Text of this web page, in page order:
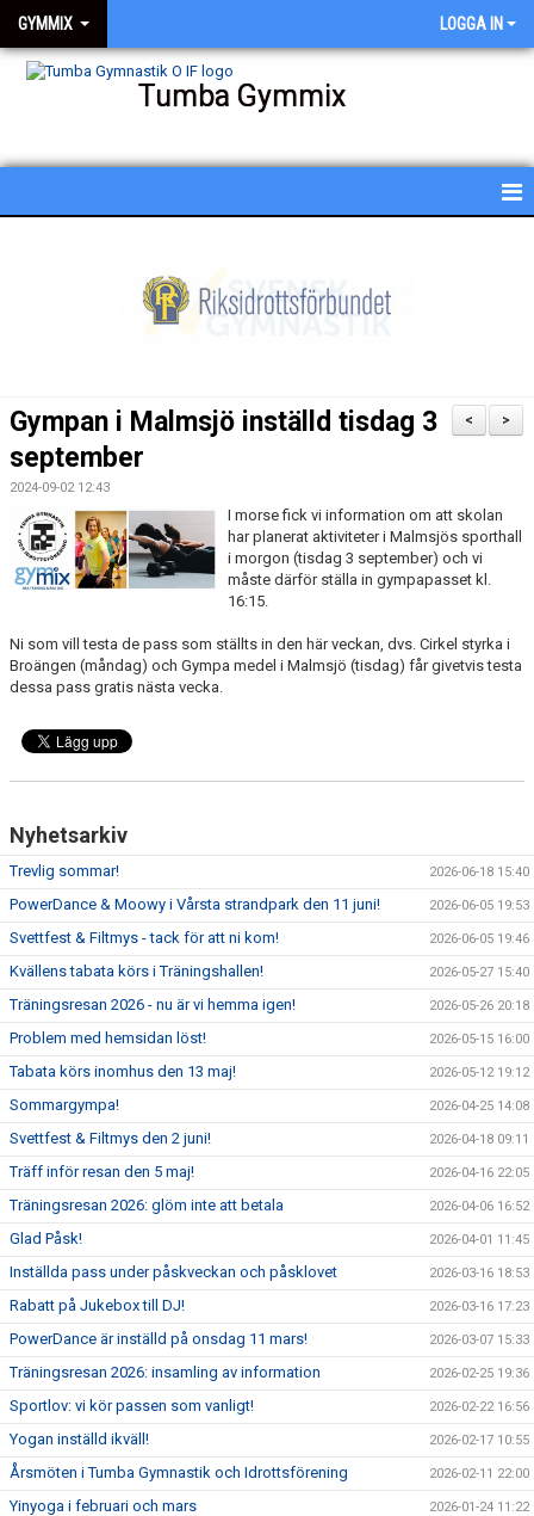
GYMMIX LOGGA IN
Tumba Gymmix
BESKRIVNING AV PASSEN
BILDGALLERI
DOKUMENT
TRIVSELREGLER
KONTAKT
VÅRA HALLAR
>
<
Gympan i Malmsjö inställd tisdag 3
september
2024-09-02 12:43
I morse fick vi information om att skolan
har planerat aktiviteter i Malmsjös sporthall
i morgon (tisdag 3 september) och vi
måste därför ställa in gympapasset kl.
16:15.
Ni som vill testa de pass som ställts in den här veckan, dvs. Cirkel styrka i
Broängen (måndag) och Gympa medel i Malmsjö (tisdag) får givetvis testa
dessa pass gratis nästa vecka.
Nyhetsarkiv
Trevlig sommar! 2026-06-18 15:40
PowerDance & Moowy i Vårsta strandpark den 11 juni! 2026-06-05 19:53
Svettfest & Filtmys - tack för att ni kom! 2026-06-05 19:46
Kvällens tabata körs i Träningshallen! 2026-05-27 15:40
Träningsresan 2026 - nu är vi hemma igen! 2026-05-26 20:18
Problem med hemsidan löst! 2026-05-15 16:00
Tabata körs inomhus den 13 maj! 2026-05-12 19:12
Sommargympa! 2026-04-25 14:08
Svettfest & Filtmys den 2 juni! 2026-04-18 09:11
Träff inför resan den 5 maj! 2026-04-16 22:05
Träningsresan 2026: glöm inte att betala 2026-04-06 16:52
Glad Påsk! 2026-04-01 11:45
Inställda pass under påskveckan och påsklovet 2026-03-16 18:53
Rabatt på Jukebox till DJ! 2026-03-16 17:23
PowerDance är inställd på onsdag 11 mars! 2026-03-07 15:33
Träningsresan 2026: insamling av information 2026-02-25 19:36
Sportlov: vi kör passen som vanligt! 2026-02-22 16:56
Yogan inställd ikväll! 2026-02-17 10:55
Årsmöten i Tumba Gymnastik och Idrottsförening 2026-02-11 22:00
Yinyoga i februari och mars 2026-01-24 11:22